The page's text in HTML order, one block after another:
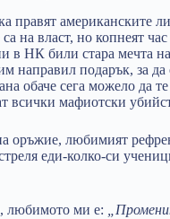
правят американските
на власт, но копнеят
в НК били стара мечта
направил подарък, за
обаче сега можело да
всички мафиотски
оръжие, любимият
еди-колко-си
любимото ми е: